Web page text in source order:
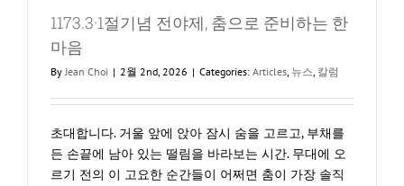
하
대
1173.3·1절기념 전야제, 춤으로 준비하는 한
마음
ByJean Choi | 2월 2nd, 2026 | Categories: Articles, 뉴스, 칼럼
초대합니다. 거울 앞에 앉아 잠시 숨을 고르고, 부채를
든 손끝에 남아 있는 떨림을 바라보는 시간. 무대에 오
르기 전의 이 고요한 순간들이 어쩌면 춤이 가장 솔직